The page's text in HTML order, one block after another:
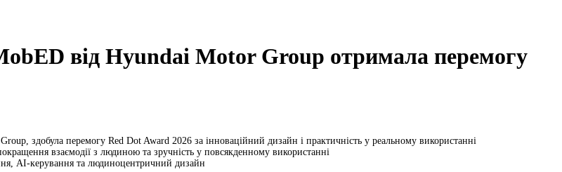
від Hyundai Motor Group отримала перемогу
здобула перемогу Red Dot Award 2026 за інноваційний дизайн і практичність у реальному використанні
взаємодії з людиною та зручність у повсякденному використанні
AI-керування та людиноцентричний дизайн